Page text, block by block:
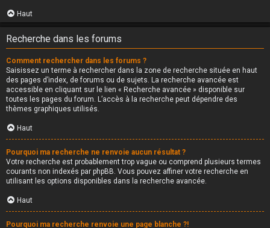
Haut
Recherche dans les forums
Comment rechercher dans les forums ?
Saisissez un terme à rechercher dans la zone de recherche située en haut
des pages d’index, de forums ou de sujets. La recherche avancée est
accessible en cliquant sur le lien « Recherche avancée » disponible sur
toutes les pages du forum. L’accès à la recherche peut dépendre des
thèmes graphiques utilisés.
Haut
Pourquoi ma recherche ne renvoie aucun résultat ?
Votre recherche est probablement trop vague ou comprend plusieurs termes
courants non indexés par phpBB. Vous pouvez affiner votre recherche en
utilisant les options disponibles dans la recherche avancée.
Haut
Pourquoi ma recherche renvoie une page blanche ?!